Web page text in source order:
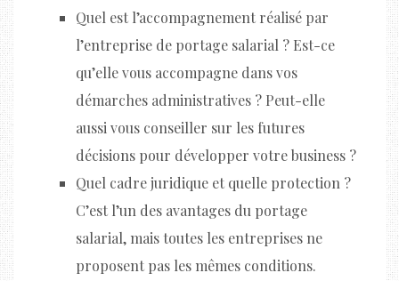
Quel est l’accompagnement réalisé par
l’entreprise de portage salarial ? Est-ce
qu’elle vous accompagne dans vos
démarches administratives ? Peut-elle
aussi vous conseiller sur les futures
décisions pour développer votre business ?
Quel cadre juridique et quelle protection ?
C’est l’un des avantages du portage
salarial, mais toutes les entreprises ne
proposent pas les mêmes conditions.